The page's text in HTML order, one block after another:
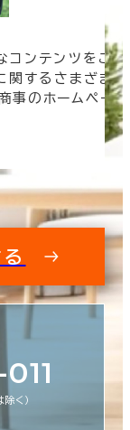
コンテンツをご
関するさまざま
事のホームペー
く）